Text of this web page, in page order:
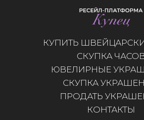
КУПИТЬ
СКУПКА
ЮВЕЛИРНЫЕ
СКУПКА
ПРОДАТЬ
КОНТАКТЫ